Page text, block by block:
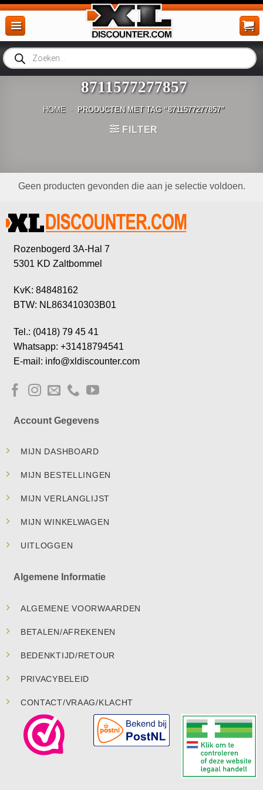
Ga
naar
inhoud
Producten
zoeken
8711577277857
HOME - PRODUCTEN MET TAG “8711577277857”
FILTER
Geen producten gevonden die aan je selectie voldoen.
Rozenbogerd 3A-Hal 7
5301 KD Zaltbommel
KvK: 84848162
BTW: NL863410303B01
Tel.: (0418) 79 45 41
Whatsapp: +31418794541
E-mail: info@xldiscounter.com
Account Gegevens
MIJN DASHBOARD
MIJN BESTELLINGEN
MIJN VERLANGLIJST
MIJN WINKELWAGEN
UITLOGGEN
Algemene Informatie
ALGEMENE VOORWAARDEN
BETALEN/AFREKENEN
BEDENKTIJD/RETOUR
PRIVACYBELEID
CONTACT/VRAAG/KLACHT